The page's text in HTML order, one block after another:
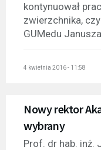
kontynuował
zwierzchnika,
GUMedu
4 kwietnia 2016 - 11:58
Nowy rektor
wybrany
Prof. dr hab. inż.